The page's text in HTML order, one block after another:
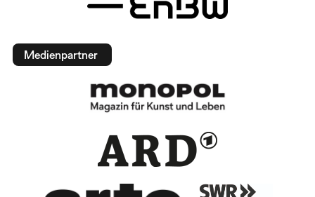
Medienpartner